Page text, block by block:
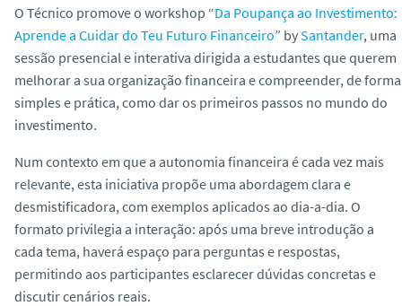
O Técnico promove o workshop “Da Poupança ao Investimento:
Aprende a Cuidar do Teu Futuro Financeiro” bySantander, uma
sessão presencial e interativa dirigida a estudantes que querem
melhorar a sua organização financeira e compreender, de forma
simples e prática, como dar os primeiros passos no mundo do
investimento.
Num contexto em que a autonomia financeira é cada vez mais
relevante, esta iniciativa propõe uma abordagem clara e
desmistificadora, com exemplos aplicados ao dia-a-dia. O
formato privilegia a interação: após uma breve introdução a
cada tema, haverá espaço para perguntas e respostas,
permitindo aos participantes esclarecer dúvidas concretas e
discutir cenários reais.